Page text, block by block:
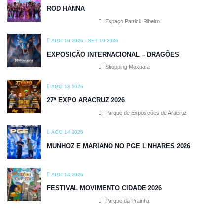
ROD HANNA
Espaço Patrick Ribeiro
AGO 10 2026 - SET 10 2026
EXPOSIÇÃO INTERNACIONAL – DRAGÕES
Shopping Moxuara
AGO 13 2026
27ª EXPO ARACRUZ 2026
Parque de Exposições de Aracruz
AGO 14 2026
MUNHOZ E MARIANO NO PGE LINHARES 2026
AGO 14 2026
FESTIVAL MOVIMENTO CIDADE 2026
Parque da Prainha